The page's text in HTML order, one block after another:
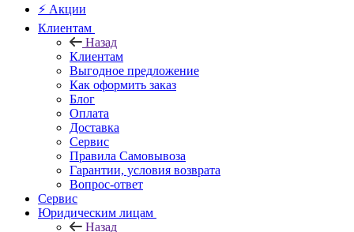
⚡ Акции
Клиентам
Назад
Клиентам
Выгодное предложение
Как оформить заказ
Блог
Оплата
Доставка
Сервис
Правила Самовывоза
Гарантии, условия возврата
Вопрос-ответ
Сервис
Юридическим лицам
Назад